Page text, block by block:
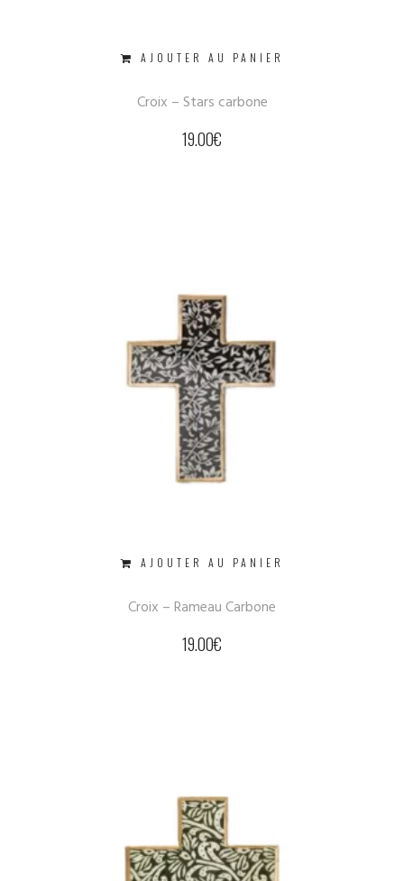
AJOUTER AU PANIER
Croix – Stars carbone
19.00€
AJOUTER AU PANIER
Croix – Rameau Carbone
19.00€